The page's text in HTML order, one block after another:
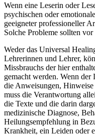
Wenn eine Leserin oder
psychischen oder
geeigneter professioneller
Solche Probleme sollten
Weder das Universal
Lehrerinnen und Lehrer,
Missbrauchs der hier
gemacht werden. Wenn
die Anweisungen,
muss die Verantwortung
die Texte und die darin
medizinische Diagnose,
Heilungsempfehlung in
Krankheit, ein Leiden oder